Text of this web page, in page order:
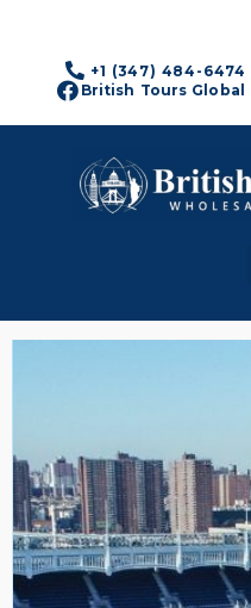
+1 (347) 484-6474
British Tours Global